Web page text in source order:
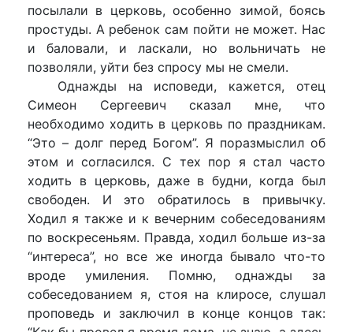
посылали в церковь, особенно зимой, боясь
простуды. А ребенок сам пойти не может. Нас
и баловали, и ласкали, но вольничать не
позволяли, уйти без спросу мы не смели.
Однажды на исповеди, кажется, отец
Симеон Сергеевич сказал мне, что
необходимо ходить в церковь по праздникам.
“Это – долг перед Богом”. Я поразмыслил об
этом и согласился. С тех пор я стал часто
ходить в церковь, даже в будни, когда был
свободен. И это обратилось в привычку.
Ходил я также и к вечерним собеседованиям
по воскресеньям. Правда, ходил больше из-за
“интереса”, но все же иногда бывало что-то
вроде умиления. Помню, однажды за
собеседованием я, стоя на клиросе, слушал
проповедь и заключил в конце концов так: